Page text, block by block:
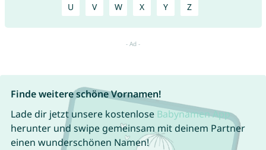
U V W X Y Z
Finde weitere schöne Vornamen!
Lade dir jetzt unsere kostenlose Babynamen App
herunter und swipe gemeinsam mit deinem Partner
einen wunderschönen Namen!